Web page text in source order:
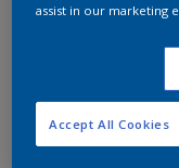
assist in our marketing
Accept All Cookies